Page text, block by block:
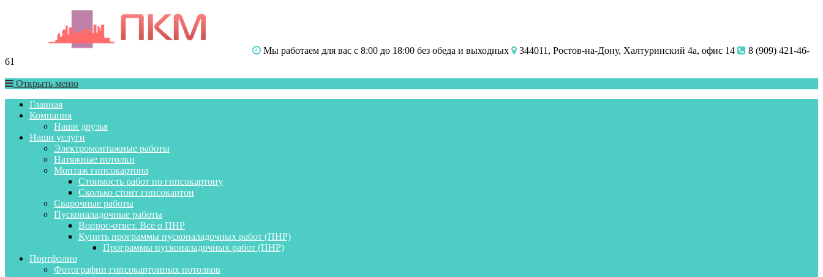
Мы работаем для вас с 8:00 до 18:00 без обеда и выходных 344011, Ростов-на-Дону, Халтуринский 4а, офис 14
8 (909) 421-46-
61
Открыть меню
Главная
Компания
Наши друзья
Наши услуги
Электромонтажные работы
Натяжные потолки
Монтаж гипсокартона
Стоимость работ по гипсокартону
Сколько стоит гипсокартон
Сварочные работы
Пусконаладочные работы
Вопрос-ответ. Всё о ПНР
Купить программы пусконаладочных работ (ПНР)
Программы пусконаладочных работ (ПНР)
Портфолио
Фотографии гипсокартонных потолков